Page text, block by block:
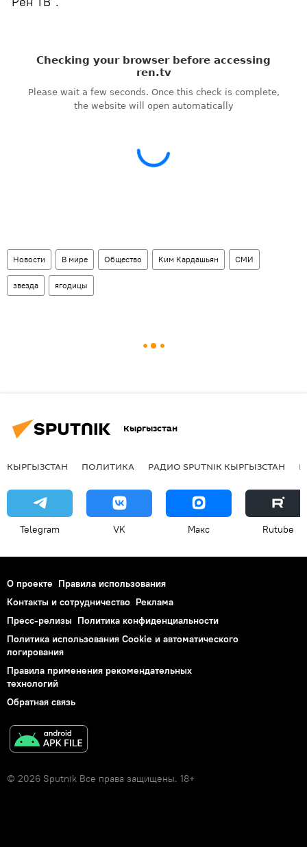
Новости В мире Общество Ким Кардашьян СМИ
звезда ягодицы
Кыргызстан
КЫРГЫЗСТАН ПОЛИТИКА РАДИО SPUTNIK КЫРГЫЗСТАН
Telegram VK Макс Rutube
О проекте Правила использования
Контакты и сотрудничество Реклама
Пресс-релизы Политика конфиденциальности
Политика использования Cookie и автоматического
логирования
Правила применения рекомендательных
технологий
Обратная связь
© 2026 Sputnik Все права защищены. 18+